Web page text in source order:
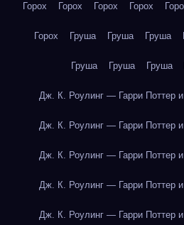
Горох Горох Горох Горох
Горох Груша Груша Груша
Груша Груша Груша
Дж. К. Роулинг — Гарри Поттер
Дж. К. Роулинг — Гарри Поттер
Дж. К. Роулинг — Гарри Поттер
Дж. К. Роулинг — Гарри Поттер
Дж. К. Роулинг — Гарри Поттер